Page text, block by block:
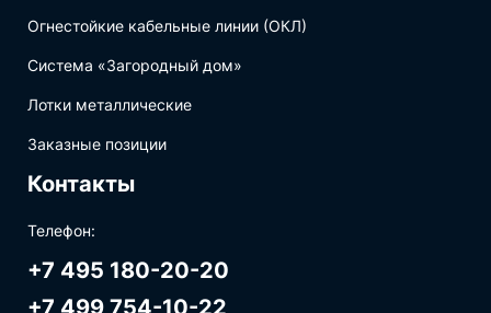
Огнестойкие кабельные линии (ОКЛ)
Система «Загородный дом»
Лотки металлические
Заказные позиции
Контакты
Телефон:
+7 495 180-20-20
+7 499 754-10-22